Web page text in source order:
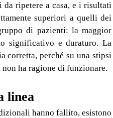
da ripetere a casa, e i risultati
superiori a quelli dei
di pazienti: la maggior
significativo e duraturo. La
corretta, perché su una stipsi
ha ragione di funzionare.
linea
hanno fallito, esistono